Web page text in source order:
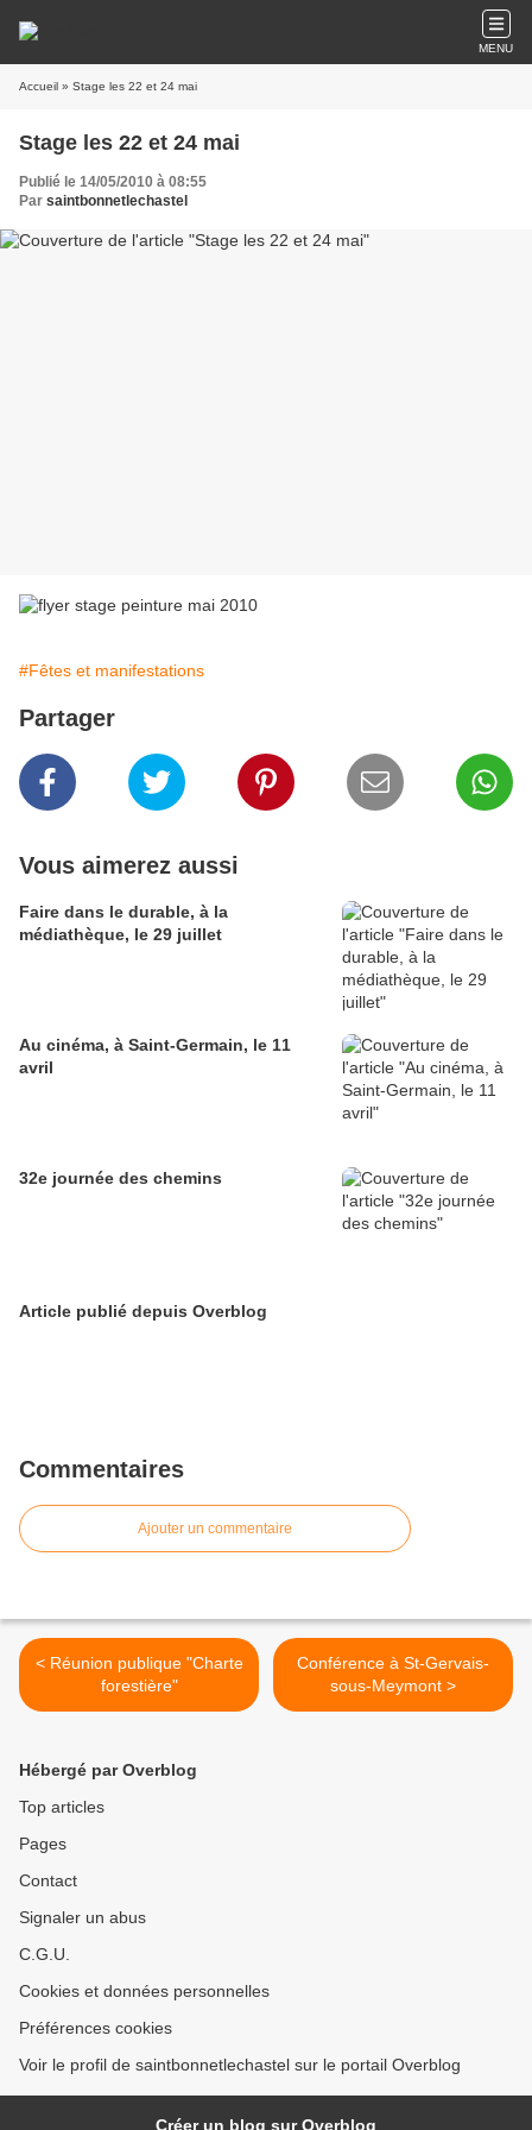
MENU
Accueil » Stage les 22 et 24 mai
Stage les 22 et 24 mai
Publié le 14/05/2010 à 08:55
Par saintbonnetlechastel
#Fêtes et manifestations
Partager
Vous aimerez aussi
Faire dans le durable, à la
médiathèque, le 29 juillet
Au cinéma, à Saint-Germain, le 11
avril
32e journée des chemins
Article publié depuis Overblog
Commentaires
Ajouter un commentaire
< Réunion publique "Charte
forestière"
Conférence à St-Gervais-
sous-Meymont >
Hébergé par Overblog
Top articles
Pages
Contact
Signaler un abus
C.G.U.
Cookies et données personnelles
Préférences cookies
Voir le profil de saintbonnetlechastel sur le portail Overblog
Créer un blog sur Overblog